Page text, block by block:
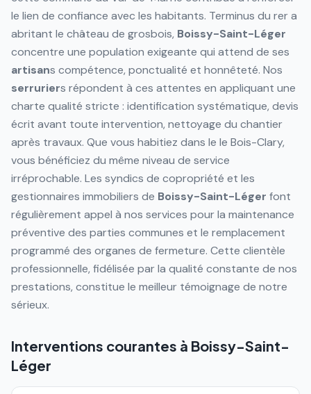
le lien de confiance avec les habitants. Terminus du rer a
abritant le château de grosbois, Boissy-Saint-Léger
concentre une population exigeante qui attend de ses
artisans compétence, ponctualité et honnêteté. Nos
serruriers répondent à ces attentes en appliquant une
charte qualité stricte : identification systématique, devis
écrit avant toute intervention, nettoyage du chantier
après travaux. Que vous habitiez dans le le Bois-Clary,
vous bénéficiez du même niveau de service
irréprochable. Les syndics de copropriété et les
gestionnaires immobiliers de Boissy-Saint-Léger font
régulièrement appel à nos services pour la maintenance
préventive des parties communes et le remplacement
programmé des organes de fermeture. Cette clientèle
professionnelle, fidélisée par la qualité constante de nos
prestations, constitue le meilleur témoignage de notre
sérieux.
Interventions courantes à Boissy-Saint-
Léger